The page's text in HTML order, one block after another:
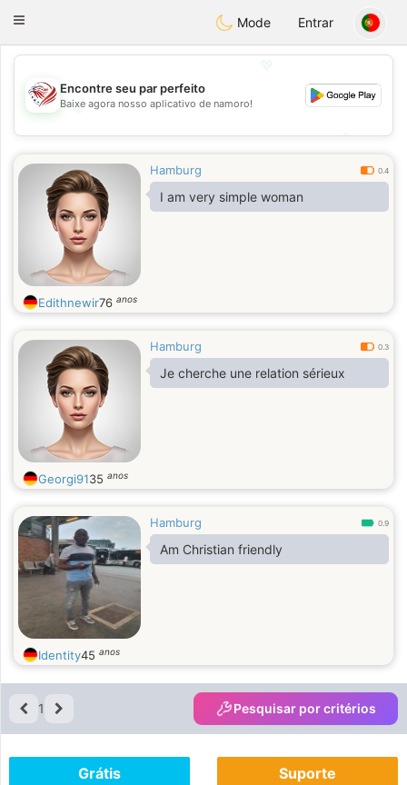
Dating
Toggle
Mode Entrar
💖
💕
Encontre seu par perfeito
Baixe agora nosso aplicativo de namoro!
Hamburg 0.4
I am very simple woman
Edithnewir76 anos
Hamburg 0.3
Je cherche une relation sérieux
Georgi9135 anos
Hamburg 0.9
Am Christian friendly
Identity45 anos
1 Pesquisar por critérios
Grátis Suporte